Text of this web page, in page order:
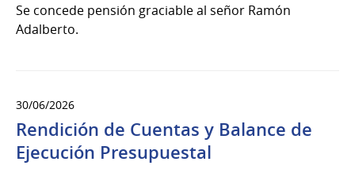
Se concede pensión graciable al señor Ramón
Adalberto.
30/06/2026
Rendición de Cuentas y Balance de
Ejecución Presupuestal